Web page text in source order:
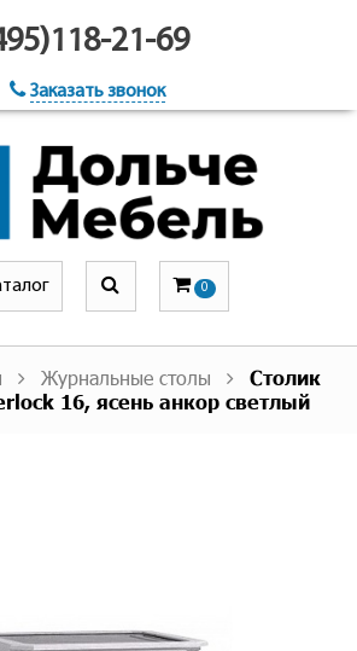
21-69
Заказать звонок
0
Журнальные столы
Столик
16, ясень анкор светлый